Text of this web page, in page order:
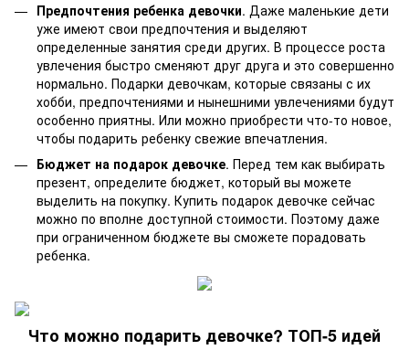
Предпочтения ребенка девочки. Даже маленькие дети
уже имеют свои предпочтения и выделяют
определенные занятия среди других. В процессе роста
увлечения быстро сменяют друг друга и это совершенно
нормально. Подарки девочкам, которые связаны с их
хобби, предпочтениями и нынешними увлечениями будут
особенно приятны. Или можно приобрести что-то новое,
чтобы подарить ребенку свежие впечатления.
Бюджет на подарок девочке. Перед тем как выбирать
презент, определите бюджет, который вы можете
выделить на покупку. Купить подарок девочке сейчас
можно по вполне доступной стоимости. Поэтому даже
при ограниченном бюджете вы сможете порадовать
ребенка.
Что можно подарить девочке? ТОП-5 идей